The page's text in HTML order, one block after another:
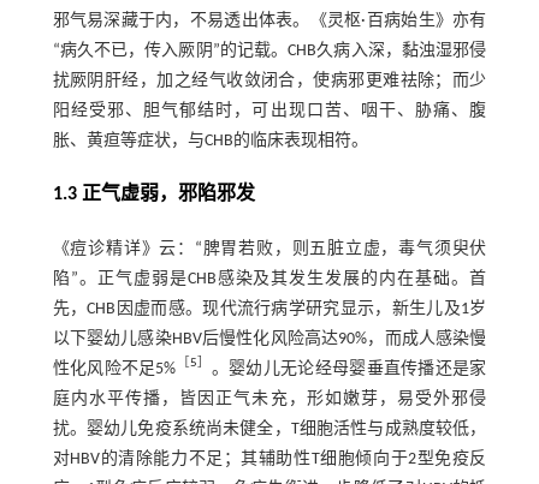
邪气易深藏于内，不易透出体表。《灵枢·百病始生》亦有
“病久不已，传入厥阴”的记载。CHB久病入深，黏浊湿邪侵
扰厥阴肝经，加之经气收敛闭合，使病邪更难祛除；而少
阳经受邪、胆气郁结时，可出现口苦、咽干、胁痛、腹
胀、黄疸等症状，与CHB的临床表现相符。
1.3 正气虚弱，邪陷邪发
《痘诊精详》云：“脾胃若败，则五脏立虚，毒气须臾伏
陷”。正气虚弱是CHB感染及其发生发展的内在基础。首
先，CHB因虚而感。现代流行病学研究显示，新生儿及1岁
以下婴幼儿感染HBV后慢性化风险高达90%，而成人感染慢
性化风险不足5% ［5］ 。婴幼儿无论经母婴垂直传播还是家
庭内水平传播，皆因正气未充，形如嫩芽，易受外邪侵
扰。婴幼儿免疫系统尚未健全，T细胞活性与成熟度较低，
对HBV的清除能力不足；其辅助性T细胞倾向于2型免疫反